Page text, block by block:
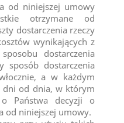
od niniejszej umowy
otrzymane od
dostarczenia rzeczy
wynikających z
dostarczenia
sposób dostarczenia
a w każdym
dni od dnia, w którym
Państwa decyzji o
od niniejszej umowy.